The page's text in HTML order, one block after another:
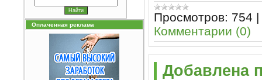
Оплаченная реклама
Просмотров: 754 |
Комментарии (0)
Добавлена